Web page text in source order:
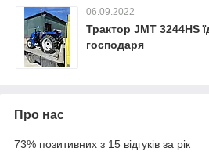
06.09.2022
Трактор JMT 3244HS
господаря
Про нас
73% позитивних з 15 відгуків за рік